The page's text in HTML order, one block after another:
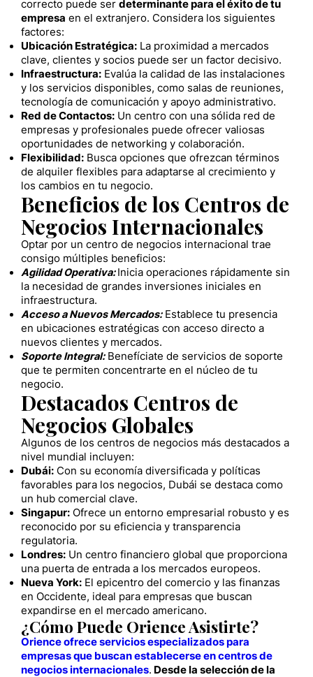
correcto puede ser determinante para el éxito de tu
empresa en el extranjero. Considera los siguientes
factores:
Ubicación Estratégica: La proximidad a mercados
clave, clientes y socios puede ser un factor decisivo.
Infraestructura: Evalúa la calidad de las instalaciones
y los servicios disponibles, como salas de reuniones,
tecnología de comunicación y apoyo administrativo.
Red de Contactos: Un centro con una sólida red de
empresas y profesionales puede ofrecer valiosas
oportunidades de networking y colaboración.
Flexibilidad: Busca opciones que ofrezcan términos
de alquiler flexibles para adaptarse al crecimiento y
los cambios en tu negocio.
Beneficios de los Centros de
Negocios Internacionales
Optar por un centro de negocios internacional trae
consigo múltiples beneficios:
Agilidad Operativa: Inicia operaciones rápidamente sin
la necesidad de grandes inversiones iniciales en
infraestructura.
Acceso a Nuevos Mercados:Establece tu presencia
en ubicaciones estratégicas con acceso directo a
nuevos clientes y mercados.
Soporte Integral:Benefíciate de servicios de soporte
que te permiten concentrarte en el núcleo de tu
negocio.
Destacados Centros de
Negocios Globales
Algunos de los centros de negocios más destacados a
nivel mundial incluyen:
Dubái: Con su economía diversificada y políticas
favorables para los negocios, Dubái se destaca como
un hub comercial clave.
Singapur: Ofrece un entorno empresarial robusto y es
reconocido por su eficiencia y transparencia
regulatoria.
Londres: Un centro financiero global que proporciona
una puerta de entrada a los mercados europeos.
Nueva York: El epicentro del comercio y las finanzas
en Occidente, ideal para empresas que buscan
expandirse en el mercado americano.
¿Cómo Puede Orience Asistirte?
Orience ofrece servicios especializados para
empresas que buscan establecerse en centros de
negocios internacionales. Desde la selección de la